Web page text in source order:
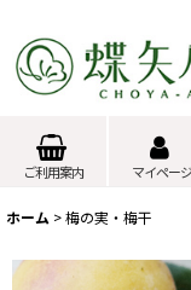
ご利用案内 マイペー
ホーム >梅の実・梅干